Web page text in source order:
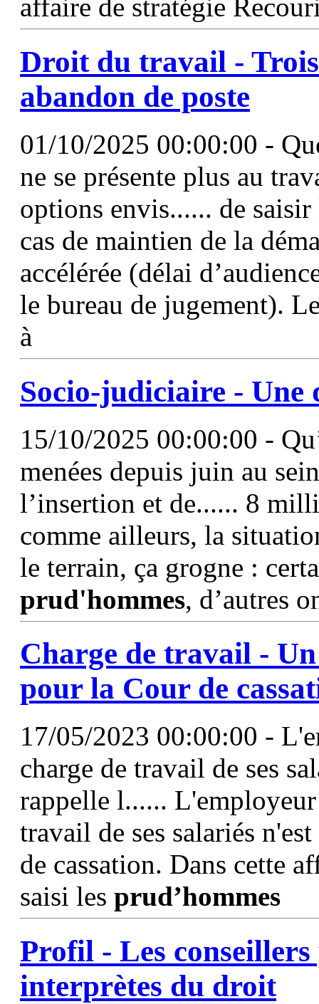
affaire de stratégie
Droit du travail -
abandon de poste
01/10/2025 00:00:00 -
ne se présente plus au
options envis...... de
cas de maintien de la
accélérée (délai
le bureau de jugement).
à
Socio-judiciaire - Une
15/10/2025 00:00:00 -
menées depuis juin au
l’insertion et de...... 8
comme ailleurs, la
le terrain, ça grogne :
prud'hommes, d’autres
Charge de travail -
pour la Cour de
17/05/2023 00:00:00 -
charge de travail de ses
rappelle l......
travail de ses salariés
de cassation. Dans cette
saisi les prud’hommes
Profil - Les
interprètes du droit